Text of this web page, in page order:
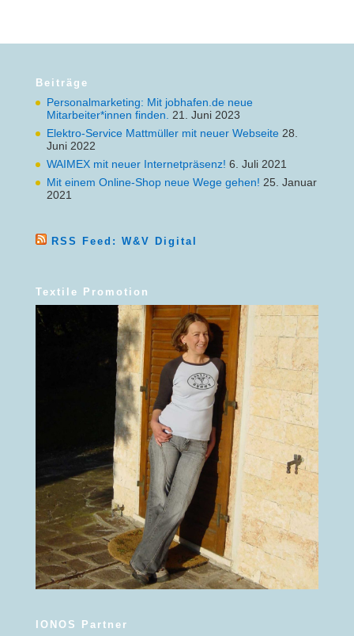
Beiträge
Personalmarketing: Mit jobhafen.de neue
Mitarbeiter*innen finden. 21. Juni 2023
Elektro-Service Mattmüller mit neuer Webseite 28.
Juni 2022
WAIMEX mit neuer Internetpräsenz! 6. Juli 2021
Mit einem Online-Shop neue Wege gehen! 25. Januar
2021
RSS Feed: W&V Digital
Textile Promotion
IONOS Partner